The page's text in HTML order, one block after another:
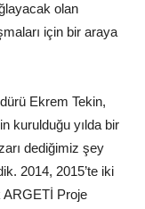
olan
için bir araya
Ekrem Tekin,
kurulduğu yılda bir
dediğimiz şey
2014, 2015’te iki
ARGETİ Proje